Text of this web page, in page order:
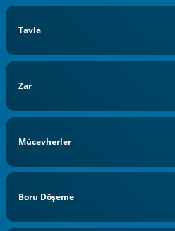
Tavla
Zar
Mücevherler
Boru Döşeme